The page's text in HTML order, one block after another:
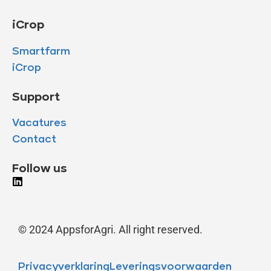
iCrop
Smartfarm
iCrop
Support
Vacatures
Contact
Follow us
© 2024 AppsforAgri. All right reserved.
Privacyverklaring Leveringsvoorwaarden